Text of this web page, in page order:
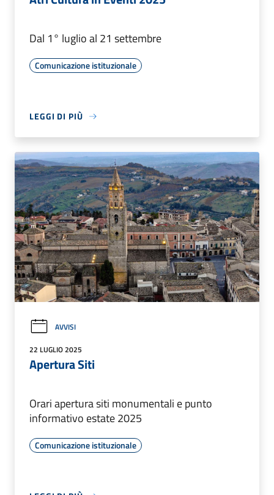
Dal 1° luglio al 21 settembre
Comunicazione istituzionale
LEGGI DI PIÙ
AVVISI
22 LUGLIO 2025
Apertura Siti
Orari apertura siti monumentali e punto
informativo estate 2025
Comunicazione istituzionale